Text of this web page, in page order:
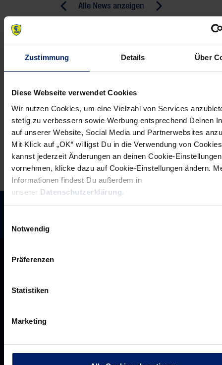
Zustimmung Details Über
Diese Webseite verwendet Cookies
Wir nutzen Cookies, um eine Vielzahl von Services
stetig zu verbessern sowie Werbung entsprechend Deinen
auf unserer Website, Social Media und Partnerwebsites
Mit Klick auf „OK“ willigst Du in die Verwendung von
kannst jederzeit Änderungen an deinen Cookie-Einstellungen
vornehmen, klicke dazu auf Cookie-Einstellungen ändern.
Informationen findest Du außerdem in
unserer Datenschutzerklärung.
Notwendig
Präferenzen
Statistiken
Marketing
navigation
previous
Beim
dritten
Anlauf
es-
Interviews
(RR)
Alle News anzeigen
newst
In
Königsklasse
Zeitung)